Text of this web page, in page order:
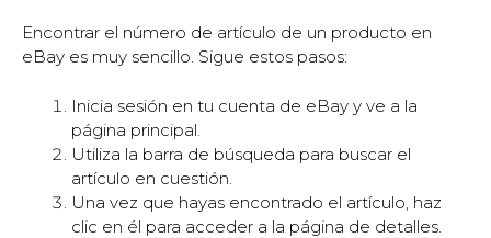
Encontrar el número de artículo de un producto en
eBay es muy sencillo. Sigue estos pasos:
Inicia sesión en tu cuenta de eBay y ve a la
página principal.
Utiliza la barra de búsqueda para buscar el
artículo en cuestión.
Una vez que hayas encontrado el artículo, haz
clic en él para acceder a la página de detalles.